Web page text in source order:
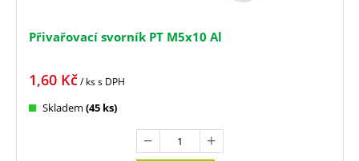
Přivařovací svorník PT M5x10 Al
1,60 Kč/ kss DPH
Skladem (45 ks)